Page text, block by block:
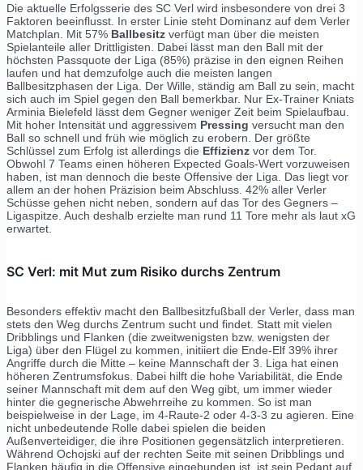
Die aktuelle Erfolgsserie des SC Verl wird insbesondere von drei 3
Faktoren beeinflusst. In erster Linie steht Dominanz auf dem Verler
Matchplan. Mit 57% Ballbesitz verfügt man über die meisten
Spielanteile aller Drittligisten. Dabei lässt man den Ball mit der
höchsten Passquote der Liga (85%) präzise in den eignen Reihen
laufen und hat demzufolge auch die meisten langen
Ballbesitzphasen der Liga. Der Wille, ständig am Ball zu sein, macht
sich auch im Spiel gegen den Ball bemerkbar. Nur Ex-Trainer Kniats
Arminia Bielefeld lässt dem Gegner weniger Zeit beim Spielaufbau.
Mit hoher Intensität und aggressivem Pressing versucht man den
Ball so schnell und früh wie möglich zu erobern. Der größte
Schlüssel zum Erfolg ist allerdings die Effizienz vor dem Tor.
Obwohl 7 Teams einen höheren Expected Goals-Wert vorzuweisen
haben, ist man dennoch die beste Offensive der Liga. Das liegt vor
allem an der hohen Präzision beim Abschluss. 42% aller Verler
Schüsse gehen nicht neben, sondern auf das Tor des Gegners –
Ligaspitze. Auch deshalb erzielte man rund 11 Tore mehr als laut xG
erwartet.
SC Verl: mit Mut zum Risiko durchs Zentrum
Besonders effektiv macht den Ballbesitzfußball der Verler, dass man
stets den Weg durchs Zentrum sucht und findet. Statt mit vielen
Dribblings und Flanken (die zweitwenigsten bzw. wenigsten der
Liga) über den Flügel zu kommen, initiiert die Ende-Elf 39% ihrer
Angriffe durch die Mitte – keine Mannschaft der 3. Liga hat einen
höheren Zentrumsfokus. Dabei hilft die hohe Variabilität, die Ende
seiner Mannschaft mit dem auf den Weg gibt, um immer wieder
hinter die gegnerische Abwehrreihe zu kommen. So ist man
beispielweise in der Lage, im 4-Raute-2 oder 4-3-3 zu agieren. Eine
nicht unbedeutende Rolle dabei spielen die beiden
Außenverteidiger, die ihre Positionen gegensätzlich interpretieren.
Während Ochojski auf der rechten Seite mit seinen Dribblings und
Flanken häufig in die Offensive eingebunden ist, ist sein Pedant auf